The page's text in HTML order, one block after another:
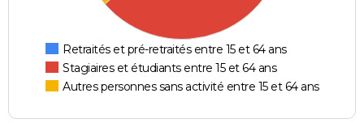
Retraités et pré-retraités entre 15 et 64 ans
Stagiaires et étudiants entre 15 et 64 ans
Autres personnes sans activité entre 15 et 64 ans